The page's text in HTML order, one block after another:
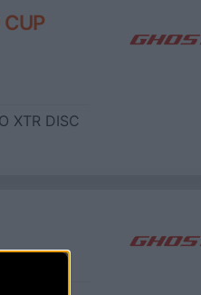
XTR DISC